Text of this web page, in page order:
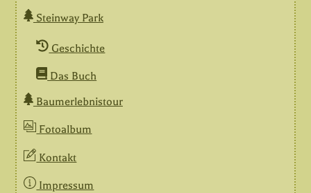
Steinway Park
Geschichte
Das Buch
Baumerlebnistour
Fotoalbum
Kontakt
Impressum